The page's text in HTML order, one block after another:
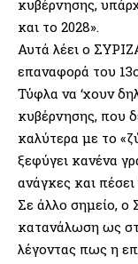
κυβέρνησης,
και το 2028».
Αυτά λέει ο
επαναφορά του
Τύφλα να ‘χουν
κυβέρνησης, που
καλύτερα με το
ξεφύγει κανένα
ανάγκες και
Σε άλλο σημείο, ο
κατανάλωση ως
λέγοντας πως η